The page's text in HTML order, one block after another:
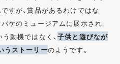
すが、賞品があるわけではな
ケのミュージアムに展示され
動機ではなく、子供と遊びなが
うストーリーのようです。